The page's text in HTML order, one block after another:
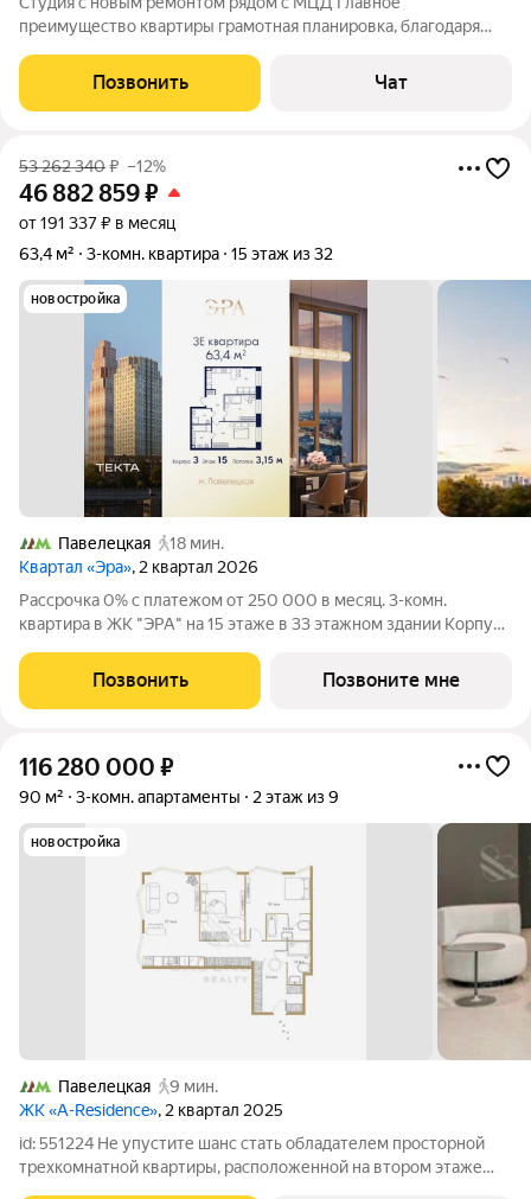
преимущество квартиры грамотная планировка, благодаря
отличает квартиру: полноценная спальная зона с
ортопедическим матрасом; кухня с большой рабочей
Позвонить Чат
53 262 340₽ –12%
46 882 859₽
от 191 337 ₽ в месяц
63,4 м²
3-комн. квартира 15 этаж из 32
новостройка
Павелецкая
18 мин.
Квартал «Эра», 2 квартал 2026
Рассрочка 0% с платежом от 250 000 в месяц. 3-комн.
квартира в ЖК "ЭРА" на 15 этаже в 33 этажном здании Корпус
потолков 3.15 м. Современный премиум-квартал ЭРА на
Дербеневской набережной,
Позвонить Позвоните мне
116 280 000 ₽
90 м² 3-комн. апартаменты 2 этаж из 9
новостройка
Павелецкая
9 мин.
ЖК «A-Residence», 2 квартал 2025
id: 551224 Не упустите шанс стать обладателем просторной
трехкомнатной квартиры, расположенной на втором этаже